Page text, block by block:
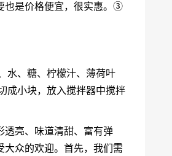
也是价格便宜，很实惠。③
水、糖、柠檬汁、薄荷叶
成小块，放入搅拌器中搅拌
透亮、味道清甜、富有弹
大众的欢迎。首先，我们需